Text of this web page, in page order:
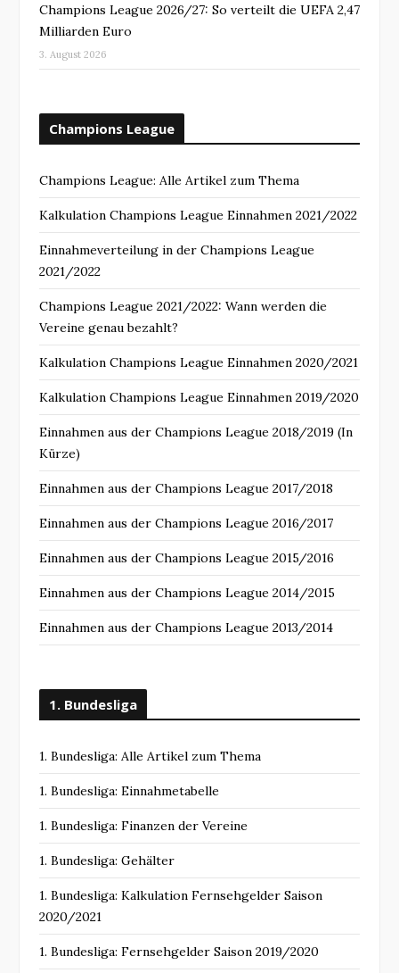
Champions League 2026/27: So verteilt die UEFA 2,47
Milliarden Euro
3. August 2026
Champions League
Champions League: Alle Artikel zum Thema
Kalkulation Champions League Einnahmen 2021/2022
Einnahmeverteilung in der Champions League
2021/2022
Champions League 2021/2022: Wann werden die
Vereine genau bezahlt?
Kalkulation Champions League Einnahmen 2020/2021
Kalkulation Champions League Einnahmen 2019/2020
Einnahmen aus der Champions League 2018/2019 (In
Kürze)
Einnahmen aus der Champions League 2017/2018
Einnahmen aus der Champions League 2016/2017
Einnahmen aus der Champions League 2015/2016
Einnahmen aus der Champions League 2014/2015
Einnahmen aus der Champions League 2013/2014
1. Bundesliga
1. Bundesliga: Alle Artikel zum Thema
1. Bundesliga: Einnahmetabelle
1. Bundesliga: Finanzen der Vereine
1. Bundesliga: Gehälter
1. Bundesliga: Kalkulation Fernsehgelder Saison
2020/2021
1. Bundesliga: Fernsehgelder Saison 2019/2020